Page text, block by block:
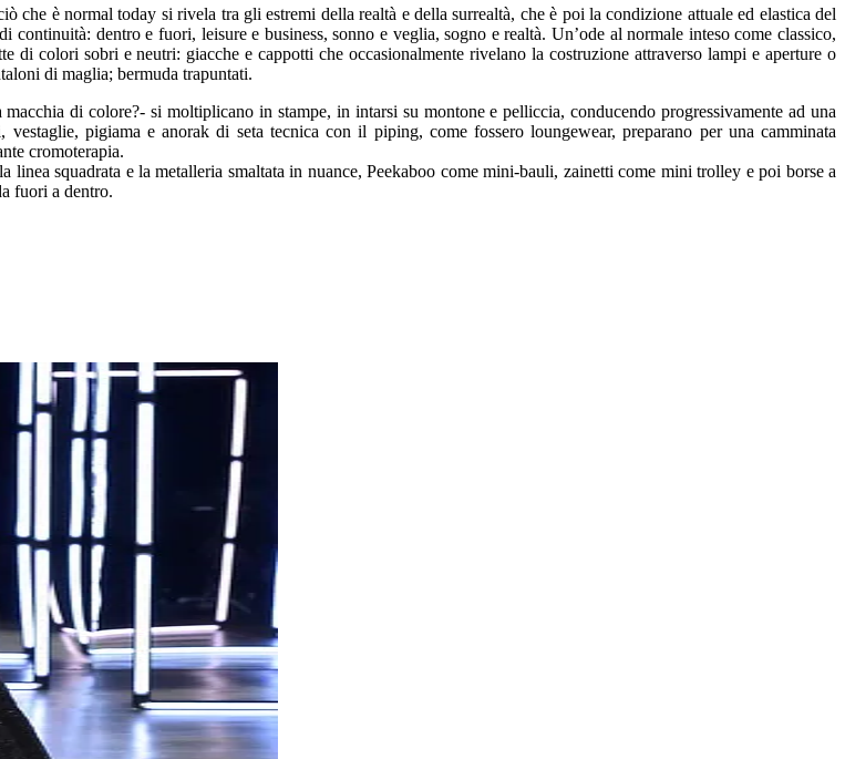
è normal today si rivela tra gli estremi della realtà e della surrealtà, che è poi la condizione attuale ed elastica del
dentro e fuori, leisure e business, sonno e veglia, sogno e realtà. Un’ode al normale inteso come classico,
di colori sobri e neutri: giacche e cappotti che occasionalmente rivelano la costruzione attraverso lampi e aperture o
di maglia; bermuda trapuntati.
di colore?- si moltiplicano in stampe, in intarsi su montone e pelliccia, conducendo progressivamente ad una
pigiama e anorak di seta tecnica con il piping, come fossero loungewear, preparano per una camminata
cromoterapia.
squadrata e la metalleria smaltata in nuance, Peekaboo come mini-bauli, zainetti come mini trolley e poi borse a
fuori a dentro.